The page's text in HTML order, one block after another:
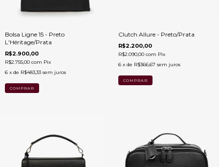
Bolsa Ligne 15 - Preto
L'Héritage/Prata
R$2.900,00
R$2.755,00 com Pix
6 x de R$483,33 sem juros
Clutch Allure - Preto/Prata
R$2.200,00
R$2.090,00 com Pix
6 x de R$366,67 sem juros